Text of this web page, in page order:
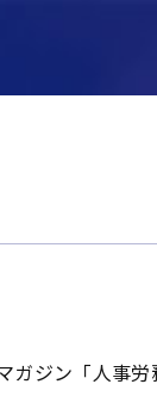
ガジン「人事労